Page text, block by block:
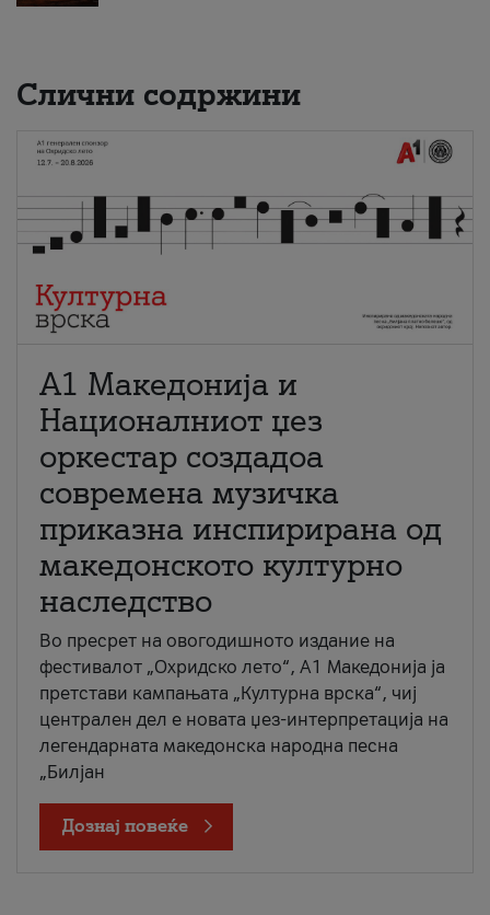
Слични содржини
А1 Македонија и
Националниот џез
оркестар создадоа
современа музичка
приказна инспирирана од
македонското културно
наследство
Во пресрет на овогодишното издание на
фестивалот „Охридско лето“, А1 Македонија ја
претстави кампањата „Културна врска“, чиј
централен дел е новата џез-интерпретација на
легендарната македонска народна песна
„Билјан
Дознај повеќе